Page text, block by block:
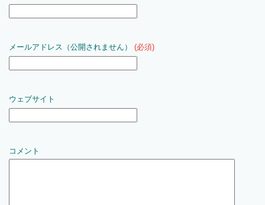
メールアドレス（公開されません） (必須)
ウェブサイト
コメント